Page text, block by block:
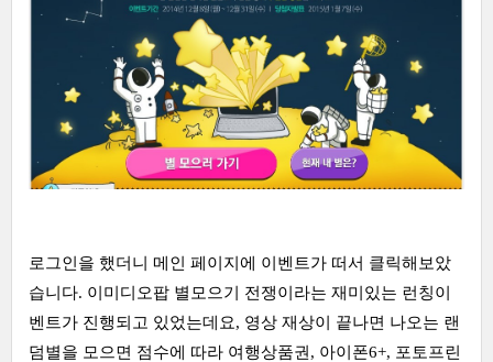
로그인을 했더니 메인 페이지에 이벤트가 떠서 클릭해보았
습니다. 이미디오팝 별모으기 전쟁이라는 재미있는 런칭이
벤트가 진행되고 있었는데요, 영상 재상이 끝나면 나오는 랜
덤별을 모으면 점수에 따라 여행상품권, 아이폰6+, 포토프린